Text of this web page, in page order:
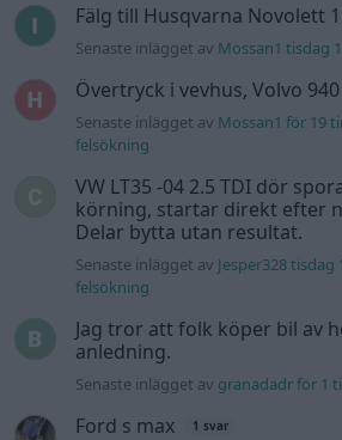
Fälg till Husqvarna Novolett
Senaste inlägget av Mossan1 tisdag
Övertryck i vevhus, Volvo
Senaste inlägget av Mossan1 för 19
felsökning
VW LT35 -04 2.5 TDI dör
körning, startar direkt efter
Delar bytta utan resultat.
Senaste inlägget av Jesper328 tisdag
felsökning
Jag tror att folk köper bil av
anledning.
Senaste inlägget av granadadr för 1
Ford s max 1 svar